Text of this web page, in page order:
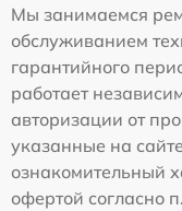
Мы занимаемся
обслуживанием
гарантийного
работает
авторизации от
указанные на
ознакомительный
офертой согласно